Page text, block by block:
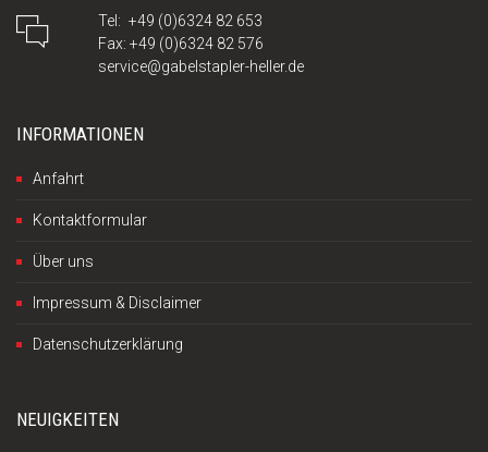
Tel: +49 (0)6324 82 653
Fax: +49 (0)6324 82 576
service@gabelstapler-heller.de
INFORMATIONEN
Anfahrt
Kontaktformular
Über uns
Impressum & Disclaimer
Datenschutzerklärung
NEUIGKEITEN